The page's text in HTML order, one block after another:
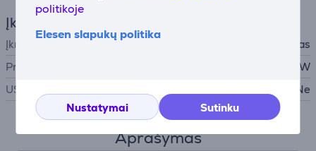
politikoje
Elesen slapukų politika
Nustatymai Sutinku
Įkroviklis
Įkroviklis
į komplektą neįtrauktas
Privaloma įkroviklio galia
2,5 - 7,5 W
USB PD
Ne
Aprašymas